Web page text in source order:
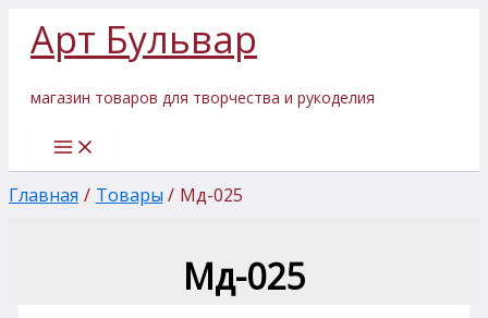
содержимому
Арт Бульвар
магазин товаров для творчества и рукоделия
Главная Товары Мд-025
Мд-025